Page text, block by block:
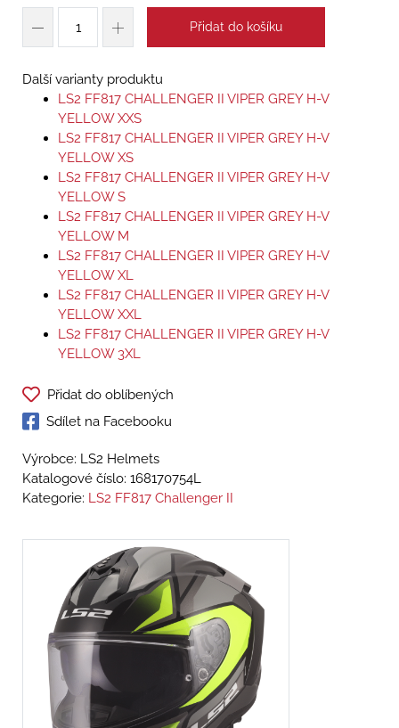
Přidat do košíku
Další varianty produktu
LS2 FF817 CHALLENGER II VIPER GREY H-V
YELLOW XXS
LS2 FF817 CHALLENGER II VIPER GREY H-V
YELLOW XS
LS2 FF817 CHALLENGER II VIPER GREY H-V
YELLOW S
LS2 FF817 CHALLENGER II VIPER GREY H-V
YELLOW M
LS2 FF817 CHALLENGER II VIPER GREY H-V
YELLOW XL
LS2 FF817 CHALLENGER II VIPER GREY H-V
YELLOW XXL
LS2 FF817 CHALLENGER II VIPER GREY H-V
YELLOW 3XL
Přidat do oblíbených
Sdílet na Facebooku
Výrobce: LS2 Helmets
Katalogové číslo: 168170754L
Kategorie: LS2 FF817 Challenger II